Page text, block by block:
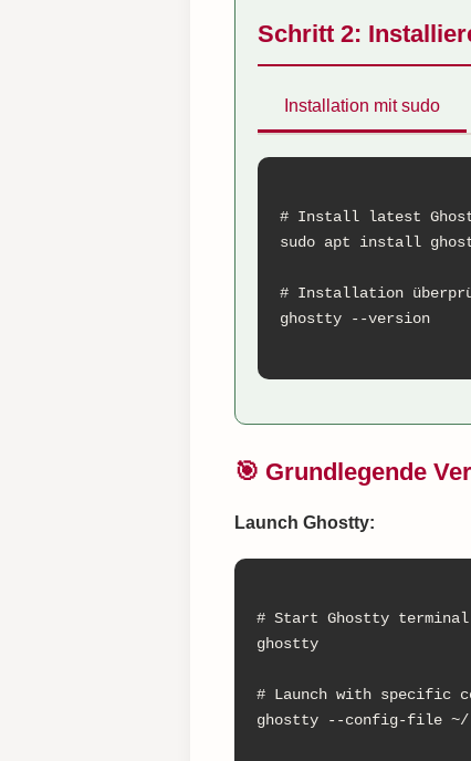
Schritt 2:
Installation mit sudo
# Install latest
sudo apt install
# Installation
ghostty --version
🎯 Grundlegende
Launch Ghostty:
# Start Ghostty terminal
ghostty
# Launch with specific
ghostty --config-file ~/